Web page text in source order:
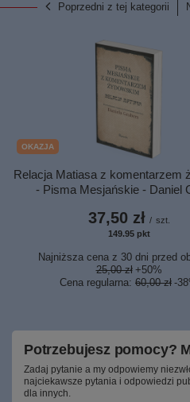
Poprzedni z tej kategorii
OKAZJA
Relacja Matiasa z komentarzem
- Pisma Mesjańskie - Daniel
37,50 zł / szt.
149.95 pktpunktów
Najniższa cena z 30 dni przed
25,00 zł +50%
Cena regularna: 60,00 zł -
Potrzebujesz pomocy?
Zadaj pytanie a my odpowiemy
najciekawsze pytania i odpowiedzi
dla innych.